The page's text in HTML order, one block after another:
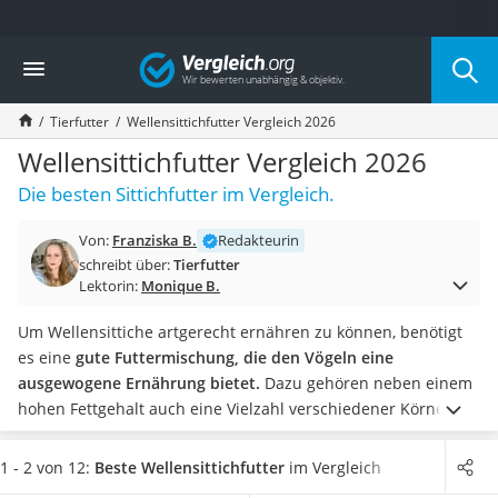
Die beliebtesten Vergleiche nach Kategorie
Drogerie
Inhalator
Haarschneider
Rollator
Braun Rasierer
Katzenklappe (Chip)
Masturbator
Massagepistole
Reisehaartrockner
Eiweißpulver
Magnesiumpräparat
Katzenklappe
Nackenmassagegerät
Zeckenschutz Katze
Vergleich
Tierfutter Wellensittichfutter Vergleich 2026
Wellensittichfutter Vergleich 2026
Die besten Sittichfutter im Vergleich.
Von: Franziska B.
Redakteurin
schreibt über:Tierfutter
Lektorin: Monique B.
Um Wellensittiche artgerecht ernähren zu können, benötigt
es eine gute Futtermischung, die den Vögeln eine
ausgewogene Ernährung bietet. Dazu gehören neben einem
hohen Fettgehalt auch eine Vielzahl verschiedener Körner,
Nüsse und Getreidesorten, die das Tier mit wichtigen
Nährstoffen versorgen. Kaufen Sie zunächst kleine
1 - 2 von 12: Beste Wellensittichfutter im Vergleich